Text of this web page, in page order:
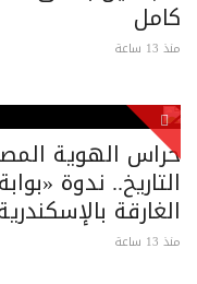
كامل
منذ 13 ساعة
التاريخ.. ندوة
الغارقة
منذ 13 ساعة